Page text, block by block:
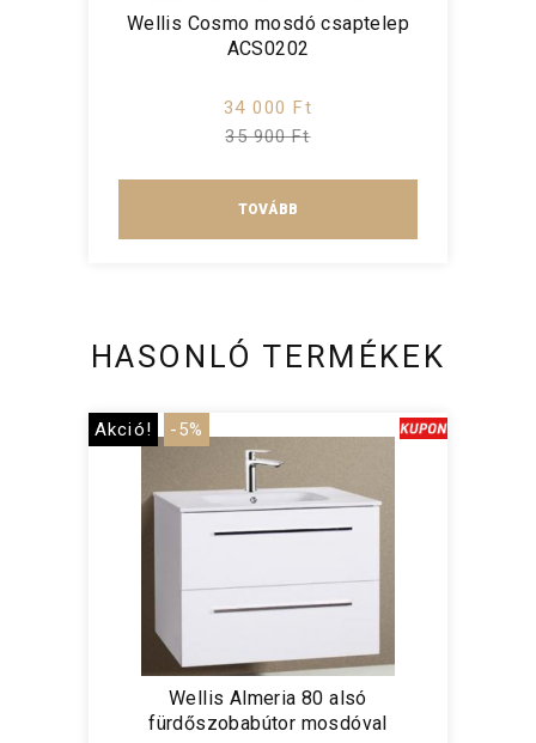
Wellis Cosmo mosdó csaptelep
ACS0202
34 000 Ft
35 900 Ft
TOVÁBB
HASONLÓ TERMÉKEK
Akció! -5%
Wellis Almeria 80 alsó
fürdőszobabútor mosdóval